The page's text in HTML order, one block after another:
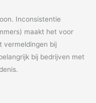
Inconsistentie
maakt het voor
vermeldingen bij
bij bedrijven met